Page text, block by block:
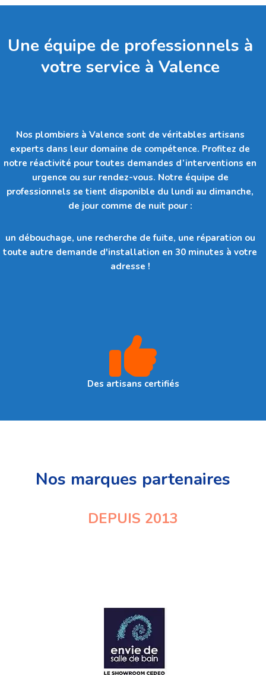
Une équipe de professionnels à
votre service à Valence
Nos plombiers à Valence sont de véritables artisans
experts dans leur domaine de compétence. Profitez de
notre réactivité pour toutes demandes d’interventions en
urgence ou sur rendez-vous. Notre équipe de
professionnels se tient disponible du lundi au dimanche,
de jour comme de nuit pour :
un débouchage, une recherche de fuite, une réparation ou
toute autre demande d'installation en 30 minutes à votre
adresse !
Des artisans certifiés
Nos marques partenaires
DEPUIS 2013